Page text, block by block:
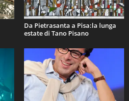
Da Pietrasanta a Pisa:la lunga
estate di Tano Pisano